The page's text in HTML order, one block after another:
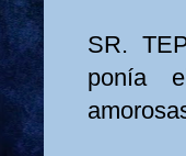
SR.
ponía